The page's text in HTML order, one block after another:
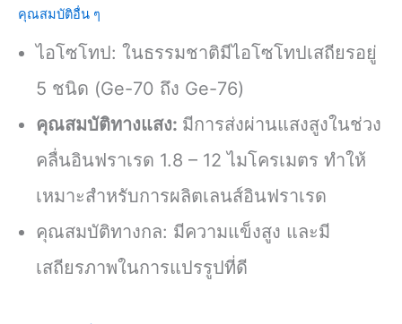
คุณสมบัติอื่น ๆ
ไอโซโทป: ในธรรมชาติมีไอโซโทปเสถียรอยู่
5 ชนิด (Ge-70 ถึง Ge-76)
คุณสมบัติทางแสง: มีการส่งผ่านแสงสูงในช่วง
คลื่นอินฟราเรด 1.8 – 12 ไมโครเมตร ทำให้
เหมาะสำหรับการผลิตเลนส์อินฟราเรด
คุณสมบัติทางกล: มีความแข็งสูง และมี
เสถียรภาพในการแปรรูปที่ดี